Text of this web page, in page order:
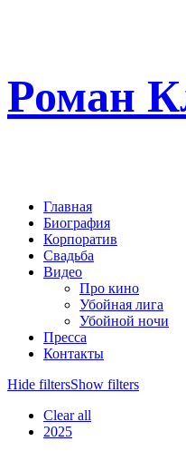
Роман
Главная
Биография
Корпоратив
Свадьба
Видео
Про кино
Убойная лига
Убойной ночи
Пресса
Контакты
Hide filtersShow filters
Clear all
2025